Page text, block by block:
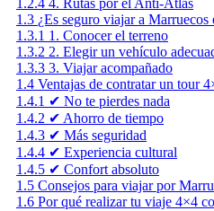
1.2.4 4. Rutas por el Anti-Atlas
1.3 ¿Es seguro viajar a Marruecos
1.3.1 1. Conocer el terreno
1.3.2 2. Elegir un vehículo
1.3.3 3. Viajar acompañado
1.4 Ventajas de contratar un tour
1.4.1 ✔ No te pierdes nada
1.4.2 ✔ Ahorro de tiempo
1.4.3 ✔ Más seguridad
1.4.4 ✔ Experiencia cultural
1.4.5 ✔ Confort absoluto
1.5 Consejos para viajar por
1.6 Por qué realizar tu viaje 4×4